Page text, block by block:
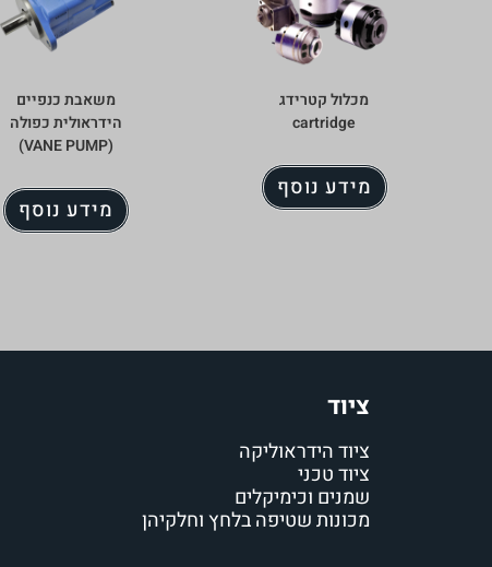
מכלול קטרידג
cartridge‬‏
מידע נוסף
משאבת כנפיים
הידראולית כפולה
(VANE PUMP)
מידע נוסף
ציוד
ציוד הידראוליקה
ציוד טכני
שמנים וכימיקלים
מכונות שטיפה בלחץ וחלקיהן